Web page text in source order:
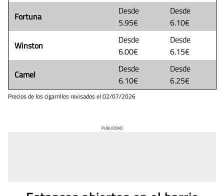
Fortuna
Desde
5.95€
Desde
6.10€
Winston
Desde
6.00€
Desde
6.15€
Camel
Desde
6.10€
Desde
6.25€
Precios de los cigarrillos revisados el 02/07/2026
PUBLICIDAD